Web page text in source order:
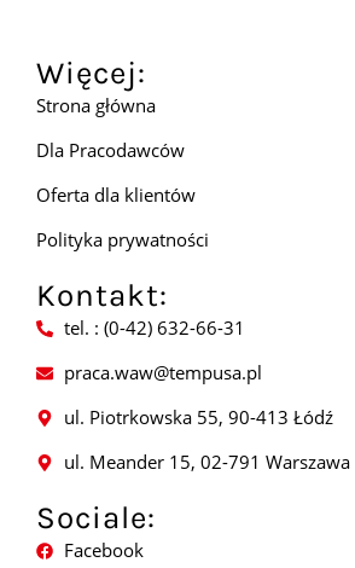
Więcej:
Strona główna
Dla Pracodawców
Oferta dla klientów
Polityka prywatności
Kontakt:
tel. : (0-42) 632-66-31
praca.waw@tempusa.pl
ul. Piotrkowska 55, 90-413 Łódź
ul. Meander 15, 02-791 Warszawa
Sociale:
Facebook